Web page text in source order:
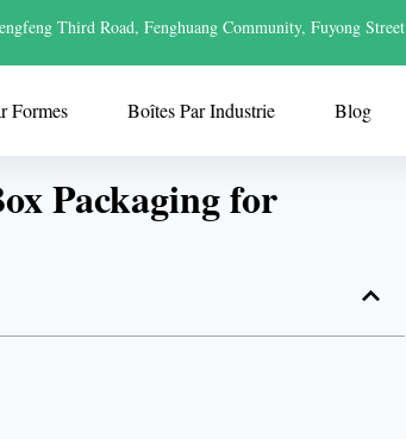
Third Road, Fenghuang Community, Fuyong Street
Formes Boîtes Par Industrie Blog
Packaging for